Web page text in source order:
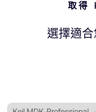
取得
選擇適